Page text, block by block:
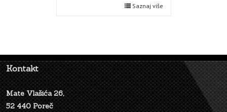
Saznaj više
Kontakt
Mate Vlašića 26,
52 440 Poreč